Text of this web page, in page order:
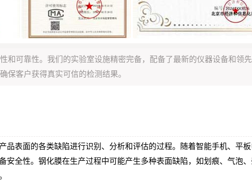
和可靠性。我们的实验室设施精密完备，配备了最新的仪器设备和领
保客户获得真实可信的检测结果。
表面的各类缺陷进行识别、分析和评估的过程。随着智能手机、平板
全性。钢化膜在生产过程中可能产生多种表面缺陷，如划痕、气泡